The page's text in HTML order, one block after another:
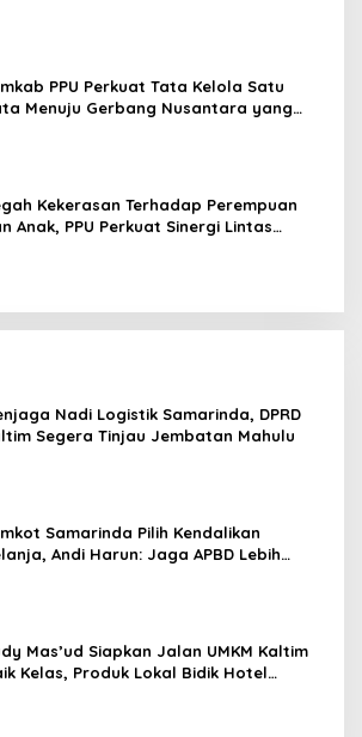
PPU Perkuat Tata Kelola Satu
Menuju Gerbang Nusantara yang
Kekerasan Terhadap Perempuan
Anak, PPU Perkuat Sinergi Lintas
Nadi Logistik Samarinda, DPRD
Segera Tinjau Jembatan Mahulu
Samarinda Pilih Kendalikan
Andi Harun: Jaga APBD Lebih
Mas’ud Siapkan Jalan UMKM Kaltim
Kelas, Produk Lokal Bidik Hotel